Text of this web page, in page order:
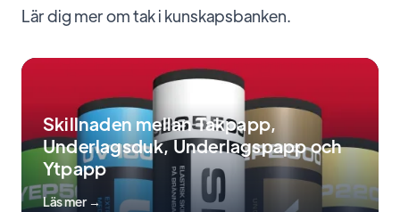
Lär dig mer om tak i kunskapsbanken.
Skillnaden mellan Takpapp,
Underlagsduk, Underlagspapp och
Ytpapp
Läs mer →